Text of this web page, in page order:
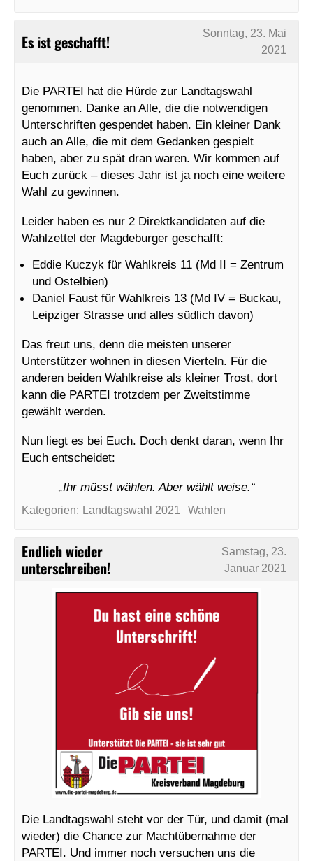
Es ist geschafft!
Sonntag, 23. Mai
2021
Die PARTEI hat die Hürde zur Landtagswahl
genommen. Danke an Alle, die die notwendigen
Unterschriften gespendet haben. Ein kleiner Dank
auch an Alle, die mit dem Gedanken gespielt
haben, aber zu spät dran waren. Wir kommen auf
Euch zurück – dieses Jahr ist ja noch eine weitere
Wahl zu gewinnen.
Leider haben es nur 2 Direktkandidaten auf die
Wahlzettel der Magdeburger geschafft:
Eddie Kuczyk für Wahlkreis 11 (Md II = Zentrum
und Ostelbien)
Daniel Faust für Wahlkreis 13 (Md IV = Buckau,
Leipziger Strasse und alles südlich davon)
Das freut uns, denn die meisten unserer
Unterstützer wohnen in diesen Vierteln. Für die
anderen beiden Wahlkreise als kleiner Trost, dort
kann die PARTEI trotzdem per Zweitstimme
gewählt werden.
Nun liegt es bei Euch. Doch denkt daran, wenn Ihr
Euch entscheidet:
„Ihr müsst wählen. Aber wählt weise.“
Kategorien: Landtagswahl 2021 Wahlen
Endlich wieder
unterschreiben!
Samstag, 23.
Januar 2021
Die Landtagswahl steht vor der Tür, und damit (mal
wieder) die Chance zur Machtübernahme der
PARTEI. Und immer noch versuchen uns die